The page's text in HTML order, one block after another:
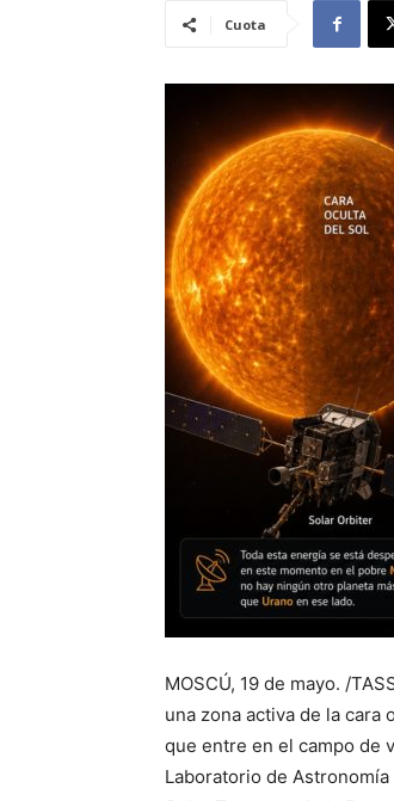
Cuota
MOSCÚ, 19 de mayo. /
una zona activa de la cara
que entre en el campo de
Laboratorio de